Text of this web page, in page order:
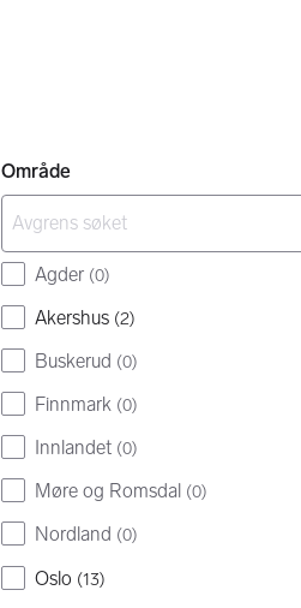
Område
Agder (0)
Akershus (2)
Buskerud (0)
Finnmark (0)
Innlandet (0)
Møre og Romsdal (0)
Nordland (0)
Oslo (13)